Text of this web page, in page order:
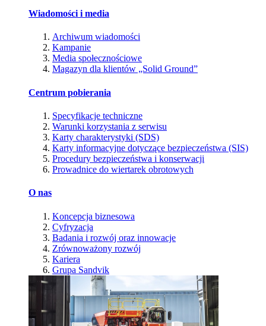
Wiadomości i media
Archiwum wiadomości
Kampanie
Media społecznościowe
Magazyn dla klientów „Solid Ground”
Centrum pobierania
Specyfikacje techniczne
Warunki korzystania z serwisu
Karty charakterystyki (SDS)
Karty informacyjne dotyczące bezpieczeństwa (SIS)
Procedury bezpieczeństwa i konserwacji
Prowadnice do wiertarek obrotowych
O nas
Koncepcja biznesowa
Cyfryzacja
Badania i rozwój oraz innowacje
Zrównoważony rozwój
Kariera
Grupa Sandvik